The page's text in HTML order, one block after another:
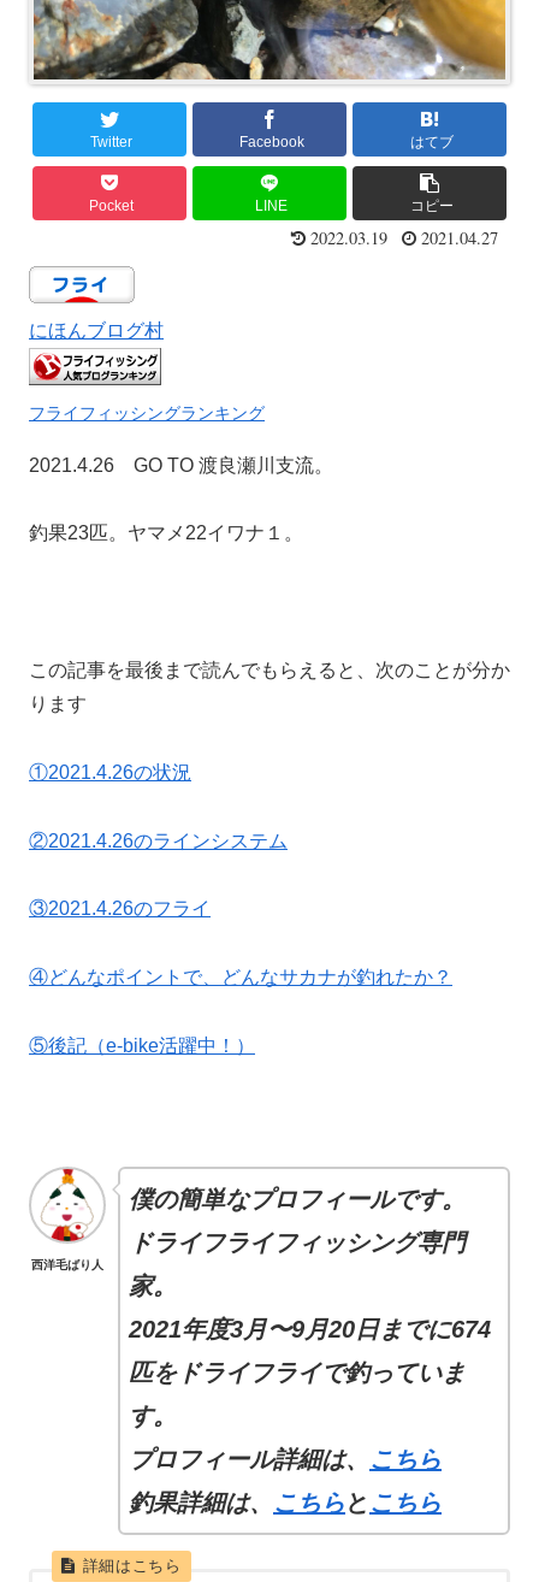
Twitter Facebook はてブ
Pocket LINE コピー
2022.03.19 2021.04.27
にほんブログ村
フライフィッシングランキング
2021.4.26 GO TO 渡良瀬川支流。
釣果23匹。ヤマメ22イワナ１。
この記事を最後まで読んでもらえると、次のことが分か
ります
①2021.4.26の状況
②2021.4.26のラインシステム
③2021.4.26のフライ
④どんなポイントで、どんなサカナが釣れたか？
⑤後記（e-bike活躍中！）
西洋毛ばり人
僕の簡単なプロフィールです。
ドライフライフィッシング専門
家。
2021年度3月〜9月20日までに674
匹をドライフライで釣っていま
す。
プロフィール詳細は、 こちら
釣果詳細は、 こちらと こちら